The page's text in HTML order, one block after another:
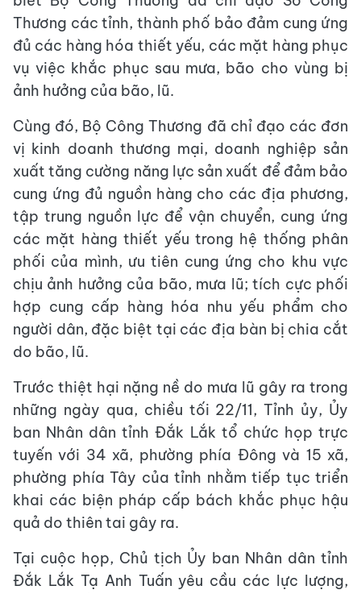
Thương các tỉnh, thành phố bảo đảm cung ứng
đủ các hàng hóa thiết yếu, các mặt hàng phục
vụ việc khắc phục sau mưa, bão cho vùng bị
ảnh hưởng của bão, lũ.
Cùng đó, Bộ Công Thương đã chỉ đạo các đơn
vị kinh doanh thương mại, doanh nghiệp sản
xuất tăng cường năng lực sản xuất để đảm bảo
cung ứng đủ nguồn hàng cho các địa phương,
tập trung nguồn lực để vận chuyển, cung ứng
các mặt hàng thiết yếu trong hệ thống phân
phối của mình, ưu tiên cung ứng cho khu vực
chịu ảnh hưởng của bão, mưa lũ; tích cực phối
hợp cung cấp hàng hóa nhu yếu phẩm cho
người dân, đặc biệt tại các địa bàn bị chia cắt
do bão, lũ.
Trước thiệt hại nặng nề do mưa lũ gây ra trong
những ngày qua, chiều tối 22/11, Tỉnh ủy, Ủy
ban Nhân dân tỉnh Đắk Lắk tổ chức họp trực
tuyến với 34 xã, phường phía Đông và 15 xã,
phường phía Tây của tỉnh nhằm tiếp tục triển
khai các biện pháp cấp bách khắc phục hậu
quả do thiên tai gây ra.
Tại cuộc họp, Chủ tịch Ủy ban Nhân dân tỉnh
Đắk Lắk Tạ Anh Tuấn yêu cầu các lực lượng,